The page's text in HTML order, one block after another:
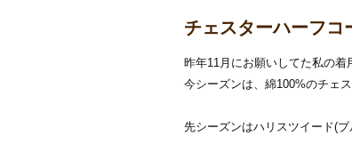
チェスターハーフコ
昨年11月にお願いしてた私の着
今シーズンは、綿100%のチェ
先シーズンはハリスツイード(